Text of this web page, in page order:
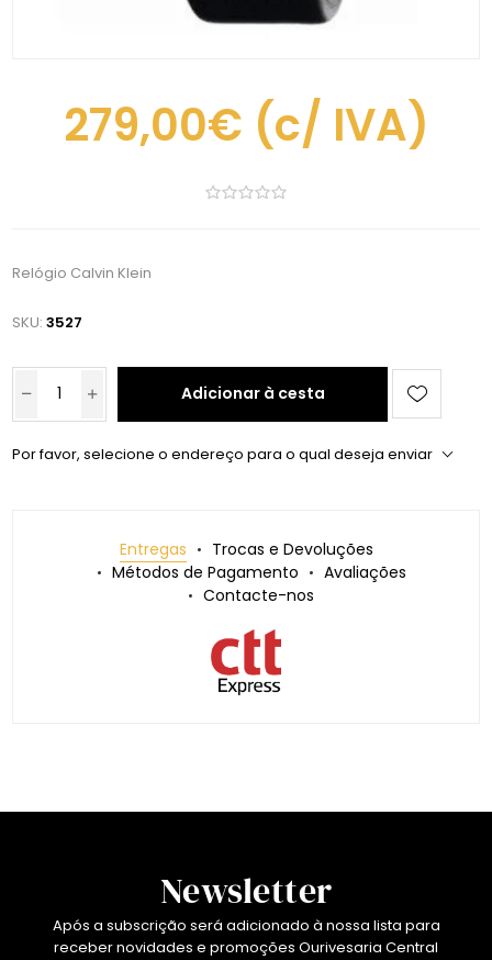
279,00€ (c/ IVA)
Relógio Calvin Klein
SKU: 3527
Adicionar à cesta
Por favor, selecione o endereço para o qual deseja enviar
Entregas
Trocas e Devoluções
Métodos de Pagamento
Avaliações
Contacte-nos
Newsletter
Após a subscrição será adicionado à nossa lista para
receber novidades e promoções Ourivesaria Central